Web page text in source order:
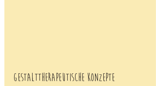
Gestalttherapeutische Konzepte